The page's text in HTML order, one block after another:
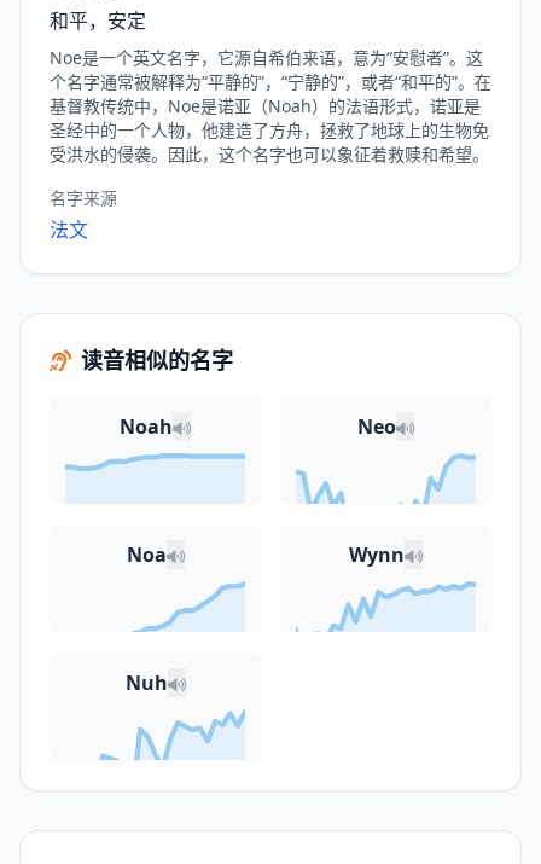
和平，安定
Noe是一个英文名字，它源自希伯来语，意为“安慰者”。这
个名字通常被解释为“平静的”，“宁静的”，或者“和平的”。在
基督教传统中，Noe是诺亚（Noah）的法语形式，诺亚是
圣经中的一个人物，他建造了方舟，拯救了地球上的生物免
受洪水的侵袭。因此，这个名字也可以象征着救赎和希望。
名字来源
法文
读音相似的名字
Noah Neo
Noa Wynn
Nuh